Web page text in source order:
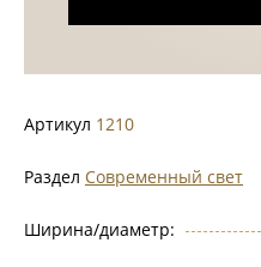
Артикул 1210
Раздел Современный свет
Ширина/диаметр: